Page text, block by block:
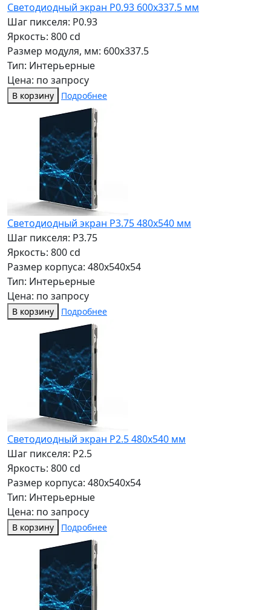
Светодиодный экран P0.93 600х337.5 мм
Шаг пикселя: P0.93
Яркость: 800 cd
Размер модуля, мм: 600x337.5
Тип: Интерьерные
Цена: по запросу
В корзину Подробнее
Светодиодный экран P3.75 480x540 мм
Шаг пикселя: P3.75
Яркость: 800 cd
Размер корпуса: 480x540x54
Тип: Интерьерные
Цена: по запросу
В корзину Подробнее
Светодиодный экран P2.5 480x540 мм
Шаг пикселя: P2.5
Яркость: 800 cd
Размер корпуса: 480x540x54
Тип: Интерьерные
Цена: по запросу
В корзину Подробнее